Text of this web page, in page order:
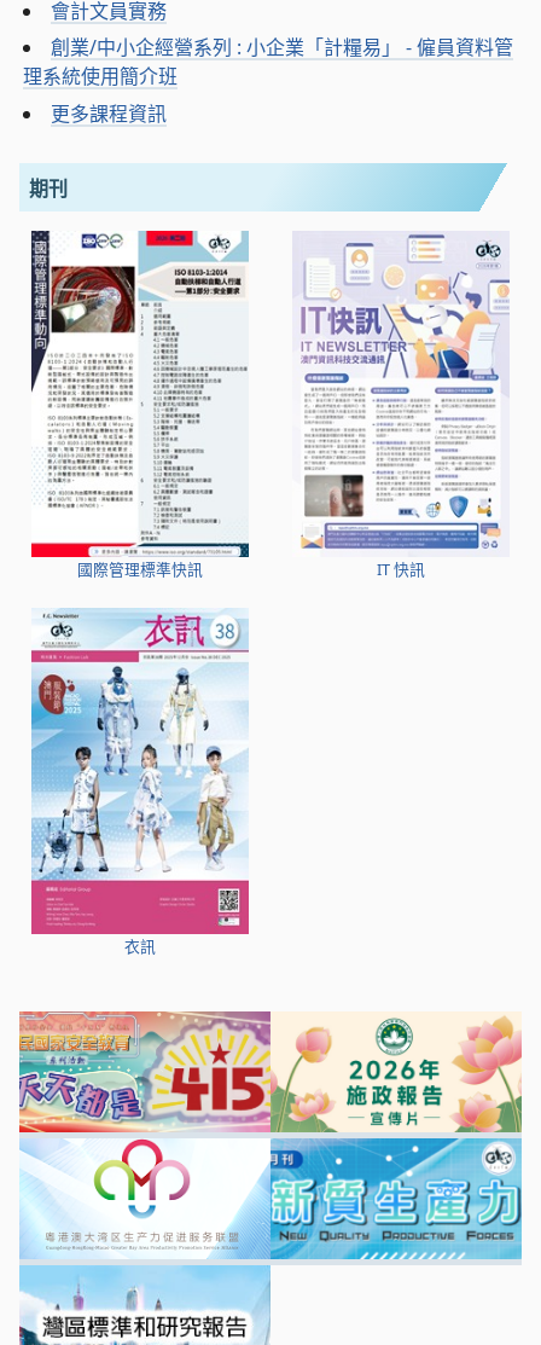
會計文員實務
創業/中小企經營系列 : 小企業「計糧易」 - 僱員資料管
理系統使用簡介班
更多課程資訊
期刊
國際管理標準快訊 IT 快訊
衣訊